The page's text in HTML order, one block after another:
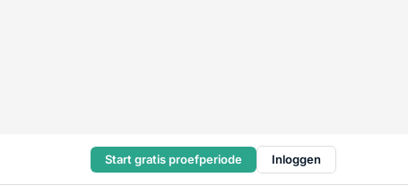
Start gratis proefperiode Inloggen